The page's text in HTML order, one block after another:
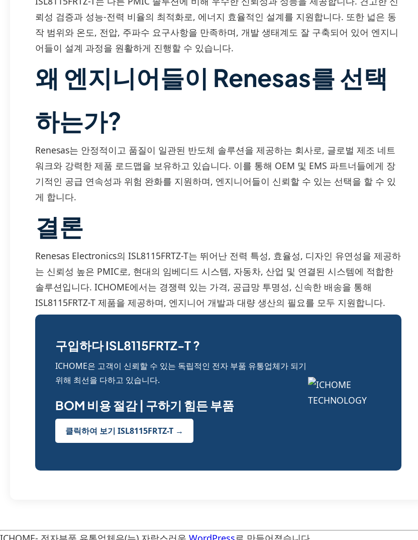
뢰성 검증과 성능-전력 비율의 최적화로, 에너지 효율적인 설계를 지원합니다. 또한 넓은 동
작 범위와 온도, 전압, 주파수 요구사항을 만족하며, 개발 생태계도 잘 구축되어 있어 엔지니
어들이 설계 과정을 원활하게 진행할 수 있습니다.
왜 엔지니어들이 Renesas를 선택
하는가?
Renesas는 안정적이고 품질이 일관된 반도체 솔루션을 제공하는 회사로, 글로벌 제조 네트
워크와 강력한 제품 로드맵을 보유하고 있습니다. 이를 통해 OEM 및 EMS 파트너들에게 장
기적인 공급 연속성과 위험 완화를 지원하며, 엔지니어들이 신뢰할 수 있는 선택을 할 수 있
게 합니다.
결론
Renesas Electronics의 ISL8115FRTZ-T는 뛰어난 전력 특성, 효율성, 디자인 유연성을 제공하
는 신뢰성 높은 PMIC로, 현대의 임베디드 시스템, 자동차, 산업 및 연결된 시스템에 적합한
솔루션입니다. ICHOME에서는 경쟁력 있는 가격, 공급망 투명성, 신속한 배송을 통해
ISL8115FRTZ-T 제품을 제공하며, 엔지니어 개발과 대량 생산의 필요를 모두 지원합니다.
구입하다 ISL8115FRTZ-T ?
ICHOME은 고객이 신뢰할 수 있는 독립적인 전자 부품 유통업체가 되기
위해 최선을 다하고 있습니다.
BOM 비용 절감 | 구하기 힘든 부품
클릭하여 보기 ISL8115FRTZ-T →